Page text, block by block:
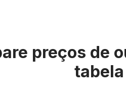
preços de